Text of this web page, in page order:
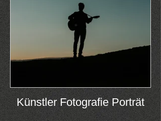
Künstler Fotografie Porträt